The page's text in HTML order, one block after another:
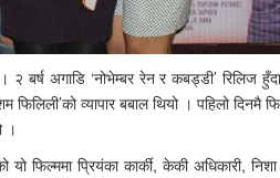
२ बर्ष अगाडि ‘नोभेम्बर रेन र कबड्डी’ रिलिज
फिलिली’को व्यापार बबाल थियो । पहिलो
।
यो फिल्ममा प्रियंका कार्की, केकी अधिकारी,